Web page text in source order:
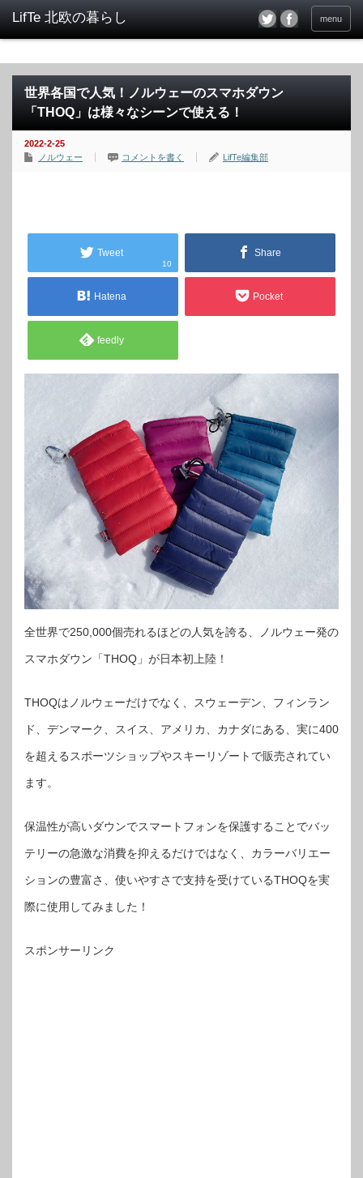
menu
世界各国で人気！ノルウェーのスマホダウン
「THOQ」は様々なシーンで使える！
2022-2-25
ノルウェー
コメントを書く LifTe編集部
Tweet
10
Share
Hatena Pocket
feedly
全世界で250,000個売れるほどの人気を誇る、ノルウェー発の
スマホダウン「THOQ」が日本初上陸！
THOQはノルウェーだけでなく、スウェーデン、フィンラン
ド、デンマーク、スイス、アメリカ、カナダにある、実に400
を超えるスポーツショップやスキーリゾートで販売されてい
ます。
保温性が高いダウンでスマートフォンを保護することでバッ
テリーの急激な消費を抑えるだけではなく、カラーバリエー
ションの豊富さ、使いやすさで支持を受けているTHOQを実
際に使用してみました！
スポンサーリンク